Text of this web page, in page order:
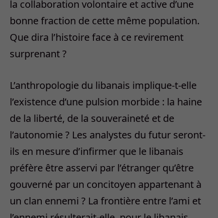
la collaboration volontaire et active d’une
bonne fraction de cette même population.
Que dira l’histoire face à ce revirement
surprenant ?
L’anthropologie du libanais implique-t-elle
l’existence d’une pulsion morbide : la haine
de la liberté, de la souveraineté et de
l’autonomie ? Les analystes du futur seront-
ils en mesure d’infirmer que le libanais
préfère être asservi par l’étranger qu’être
gouverné par un concitoyen appartenant à
un clan ennemi ? La frontière entre l’ami et